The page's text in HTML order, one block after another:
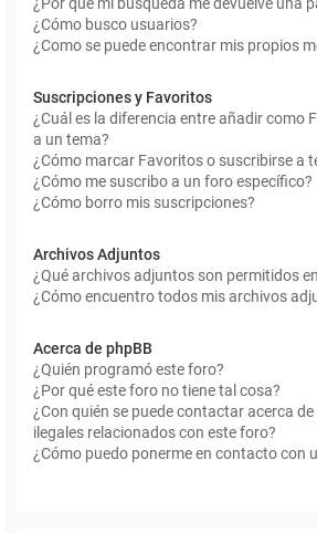
¿Cómo busco usuarios?
¿Como se puede encontrar mis propios
Suscripciones y Favoritos
¿Cuál es la diferencia entre añadir como
a un tema?
¿Cómo marcar Favoritos o suscribirse a
¿Cómo me suscribo a un foro específico?
¿Cómo borro mis suscripciones?
Archivos Adjuntos
¿Qué archivos adjuntos son permitidos
¿Cómo encuentro todos mis archivos
Acerca de phpBB
¿Quién programó este foro?
¿Por qué este foro no tiene tal cosa?
¿Con quién se puede contactar acerca
ilegales relacionados con este foro?
¿Cómo puedo ponerme en contacto con